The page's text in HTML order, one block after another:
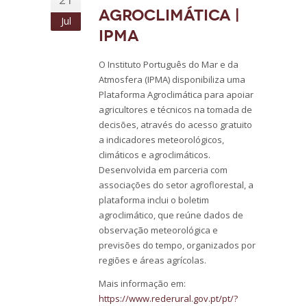
Jul
Agroclimática |
IPMA
O Instituto Português do Mar e da
Atmosfera (IPMA) disponibiliza uma
Plataforma Agroclimática para apoiar
agricultores e técnicos na tomada de
decisões, através do acesso gratuito
a indicadores meteorológicos,
climáticos e agroclimáticos.
Desenvolvida em parceria com
associações do setor agroflorestal, a
plataforma inclui o boletim
agroclimático, que reúne dados de
observação meteorológica e
previsões do tempo, organizados por
regiões e áreas agrícolas.
Mais informação em:
https://www.rederural.gov.pt/pt/?